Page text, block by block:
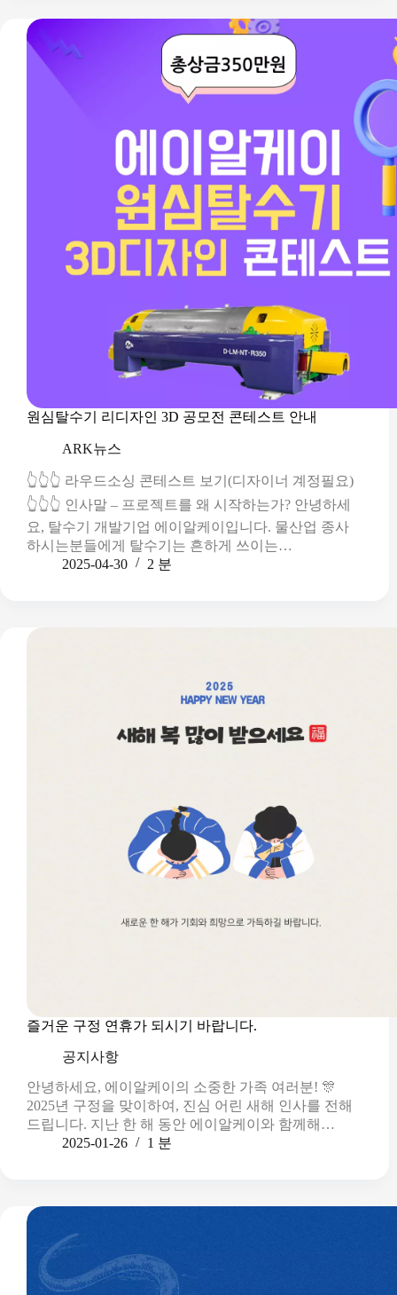
원심탈수기 리디자인 3D 공모전 콘테스트 안내
ARK뉴스
👆👆👆 라우드소싱 콘테스트 보기(디자이너 계정필요)
👆👆👆 인사말 – 프로젝트를 왜 시작하는가? 안녕하세
요, 탈수기 개발기업 에이알케이입니다. 물산업 종사
하시는분들에게 탈수기는 흔하게 쓰이는…
2025-04-30
2 분
즐거운 구정 연휴가 되시기 바랍니다.
공지사항
안녕하세요, 에이알케이의 소중한 가족 여러분! 🎊
2025년 구정을 맞이하여, 진심 어린 새해 인사를 전해
드립니다. 지난 한 해 동안 에이알케이와 함께해…
2025-01-26
1 분